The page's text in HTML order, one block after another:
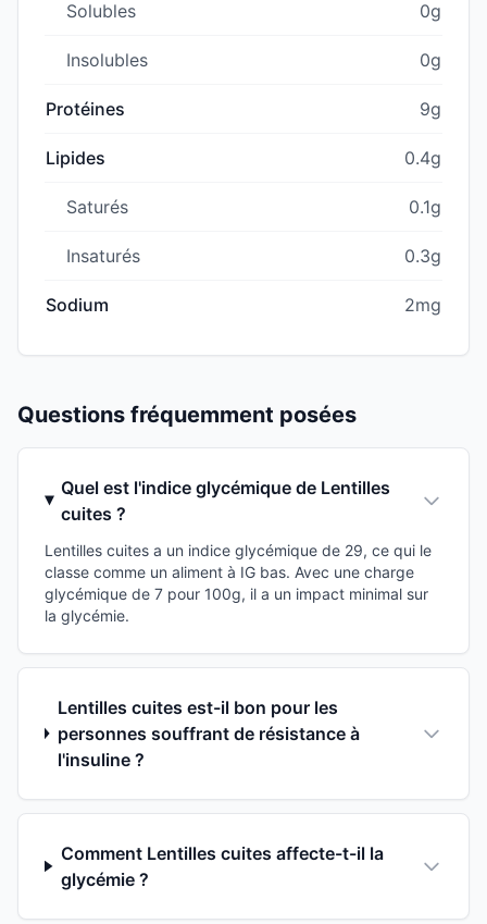
Solubles 0g
Insolubles 0g
Protéines 9g
Lipides 0.4g
Saturés 0.1g
Insaturés 0.3g
Sodium 2mg
Questions fréquemment posées
Quel est l'indice glycémique de Lentilles
cuites ?
Lentilles cuites a un indice glycémique de 29, ce qui le
classe comme un aliment à IG bas. Avec une charge
glycémique de 7 pour 100g, il a un impact minimal sur
la glycémie.
Lentilles cuites est-il bon pour les
personnes souffrant de résistance à
l'insuline ?
Comment Lentilles cuites affecte-t-il la
glycémie ?